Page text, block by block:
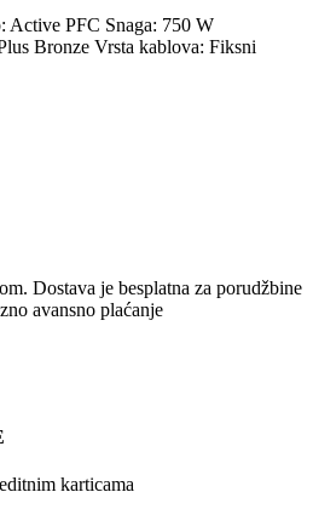
Active PFC Snaga: 750 W
Bronze Vrsta kablova: Fiksni
Dostava je besplatna za porudžbine
avansno plaćanje
karticama